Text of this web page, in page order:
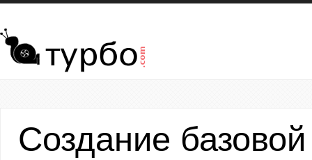
Перейти к основному содержанию
Создание